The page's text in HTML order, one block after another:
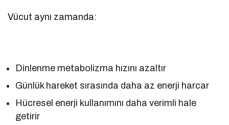
Vücut aynı zamanda:
Dinlenme metabolizma hızını azaltır
Günlük hareket sırasında daha az enerji harcar
Hücresel enerji kullanımını daha verimli hale
getirir